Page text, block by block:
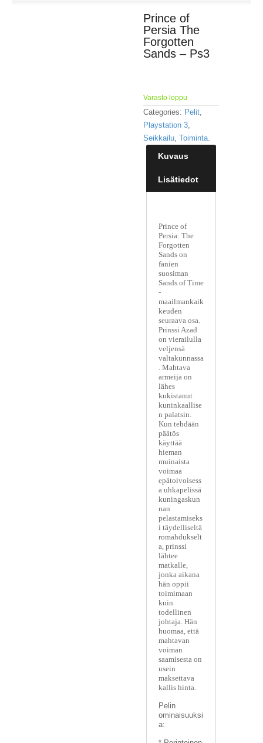
Prince of
Persia The
Forgotten
Sands – Ps3
Varasto loppu
Categories: Pelit,
Playstation 3,
Seikkailu, Toiminta.
Kuvaus
Lisätiedot
Prince of
Persia: The
Forgotten
Sands on
fanien
suosiman
Sands of Time
-
maailmankaik
keuden
seuraava osa.
Prinssi Azad
on vierailulla
veljensä
valtakunnassa
. Mahtava
armeija on
lähes
kukistanut
kuninkaallise
n palatsin.
Kun tehdään
päätös
käyttää
hieman
muinaista
voimaa
epätoivoisess
a uhkapelissä
kuningaskun
nan
pelastamiseks
i täydelliseltä
romahdukselt
a, prinssi
lähtee
matkalle,
jonka aikana
hän oppii
toimimaan
kuin
todellinen
johtaja. Hän
huomaa, että
mahtavan
voiman
saamisesta on
usein
maksettava
kallis hinta.
Pelin
ominaisuuksi
a: